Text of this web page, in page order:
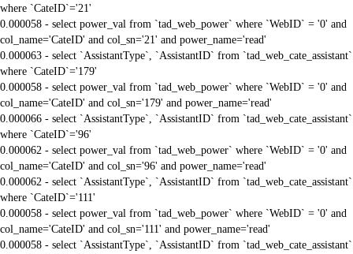
where `CateID`='21'
0.000058 - select power_val from `tad_web_power` where `WebID` = '0' and
col_name='CateID' and col_sn='21' and power_name='read'
0.000063 - select `AssistantType`, `AssistantID` from `tad_web_cate_assistant`
where `CateID`='179'
0.000058 - select power_val from `tad_web_power` where `WebID` = '0' and
col_name='CateID' and col_sn='179' and power_name='read'
0.000066 - select `AssistantType`, `AssistantID` from `tad_web_cate_assistant`
where `CateID`='96'
0.000062 - select power_val from `tad_web_power` where `WebID` = '0' and
col_name='CateID' and col_sn='96' and power_name='read'
0.000062 - select `AssistantType`, `AssistantID` from `tad_web_cate_assistant`
where `CateID`='111'
0.000058 - select power_val from `tad_web_power` where `WebID` = '0' and
col_name='CateID' and col_sn='111' and power_name='read'
0.000058 - select `AssistantType`, `AssistantID` from `tad_web_cate_assistant`